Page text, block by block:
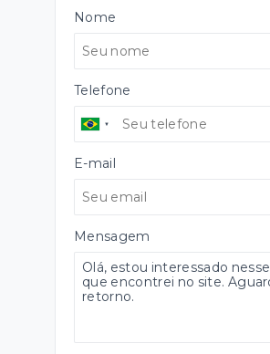
Nome
Telefone
E-mail
Mensagem